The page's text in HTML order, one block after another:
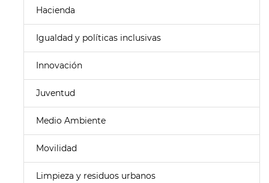
Hacienda
Igualdad y políticas inclusivas
Innovación
Juventud
Medio Ambiente
Movilidad
Limpieza y residuos urbanos